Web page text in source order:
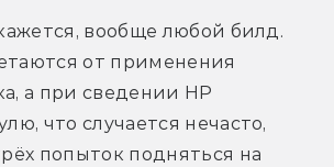
вообще любой билд.
от применения
а при сведении HP
что случается нечасто,
попыток подняться на